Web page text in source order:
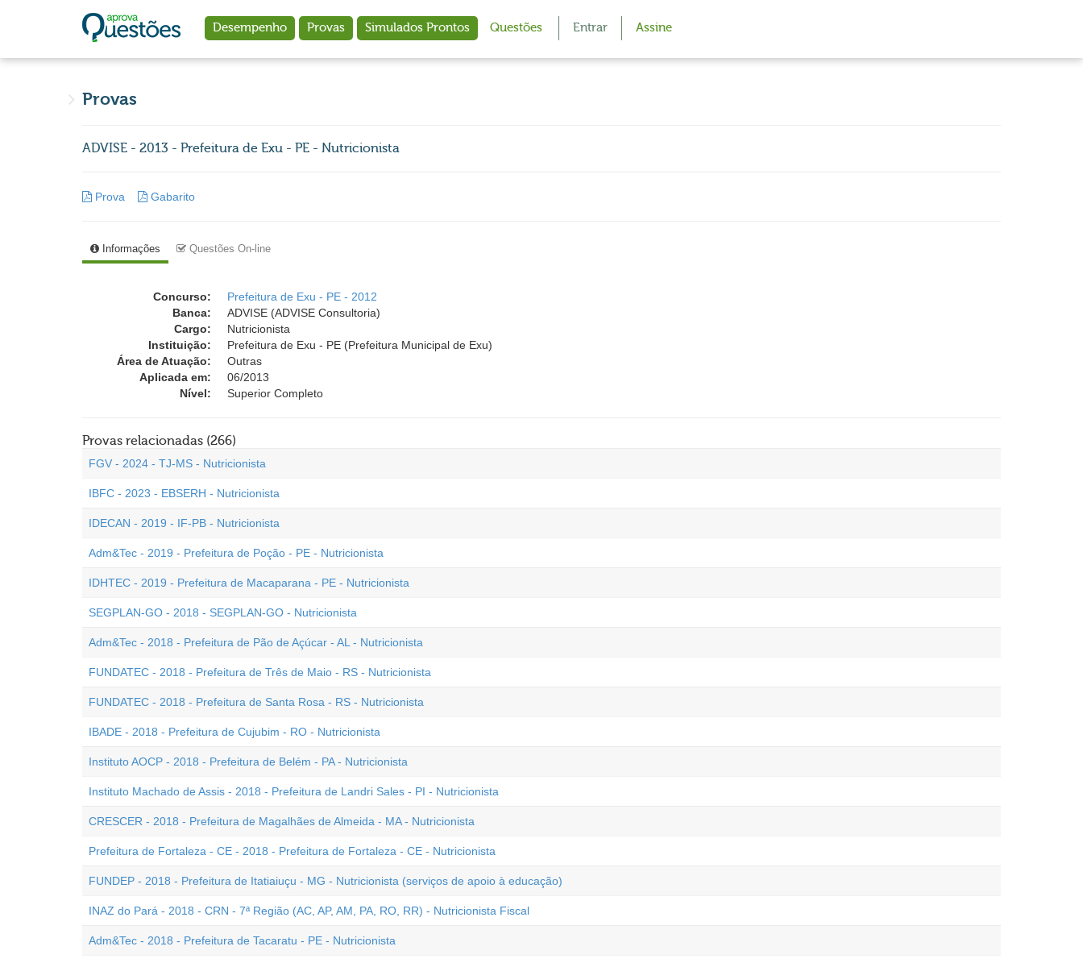
Desempenho Provas Simulados Prontos Questões Entrar Assine
Provas
ADVISE - 2013 - Prefeitura de Exu - PE - Nutricionista
Prova Gabarito
Informações Questões On-line
Concurso:
Prefeitura de Exu - PE - 2012
Banca:
ADVISE (ADVISE Consultoria)
Cargo:
Nutricionista
Instituição:
Prefeitura de Exu - PE (Prefeitura Municipal de Exu)
Área de Atuação:
Outras
Aplicada em:
06/2013
Nível:
Superior Completo
Provas relacionadas (266)
FGV - 2024 - TJ-MS - Nutricionista
IBFC - 2023 - EBSERH - Nutricionista
IDECAN - 2019 - IF-PB - Nutricionista
Adm&Tec - 2019 - Prefeitura de Poção - PE - Nutricionista
IDHTEC - 2019 - Prefeitura de Macaparana - PE - Nutricionista
SEGPLAN-GO - 2018 - SEGPLAN-GO - Nutricionista
Adm&Tec - 2018 - Prefeitura de Pão de Açúcar - AL - Nutricionista
FUNDATEC - 2018 - Prefeitura de Três de Maio - RS - Nutricionista
FUNDATEC - 2018 - Prefeitura de Santa Rosa - RS - Nutricionista
IBADE - 2018 - Prefeitura de Cujubim - RO - Nutricionista
Instituto AOCP - 2018 - Prefeitura de Belém - PA - Nutricionista
Instituto Machado de Assis - 2018 - Prefeitura de Landri Sales - PI - Nutricionista
CRESCER - 2018 - Prefeitura de Magalhães de Almeida - MA - Nutricionista
Prefeitura de Fortaleza - CE - 2018 - Prefeitura de Fortaleza - CE - Nutricionista
FUNDEP - 2018 - Prefeitura de Itatiaiuçu - MG - Nutricionista (serviços de apoio à educação)
INAZ do Pará - 2018 - CRN - 7ª Região (AC, AP, AM, PA, RO, RR) - Nutricionista Fiscal
Adm&Tec - 2018 - Prefeitura de Tacaratu - PE - Nutricionista